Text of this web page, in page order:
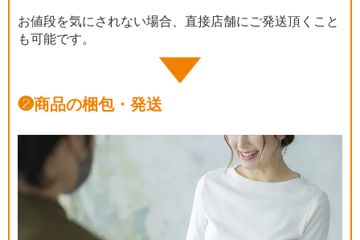
お値段を気にされない場合、直接店舗にご発送頂くこと
も可能です。
❷商品の梱包・発送